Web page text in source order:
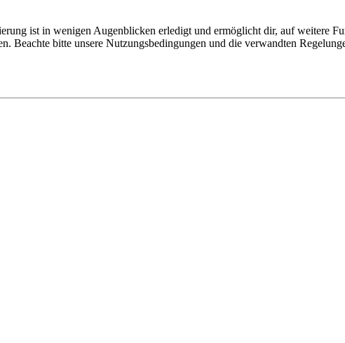
ist in wenigen Augenblicken erledigt und ermöglicht dir, auf weitere
Beachte bitte unsere Nutzungsbedingungen und die verwandten